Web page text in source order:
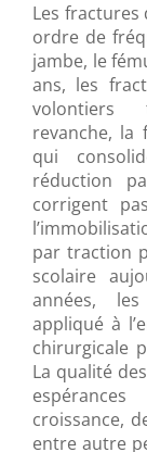
Les fractures
ordre de
jambe, le
ans, les
volontiers
revanche, la
qui
réduction
corrigent
par traction
scolaire
années,
appliqué à
chirurgicale
La qualité
croissance,
entre autre